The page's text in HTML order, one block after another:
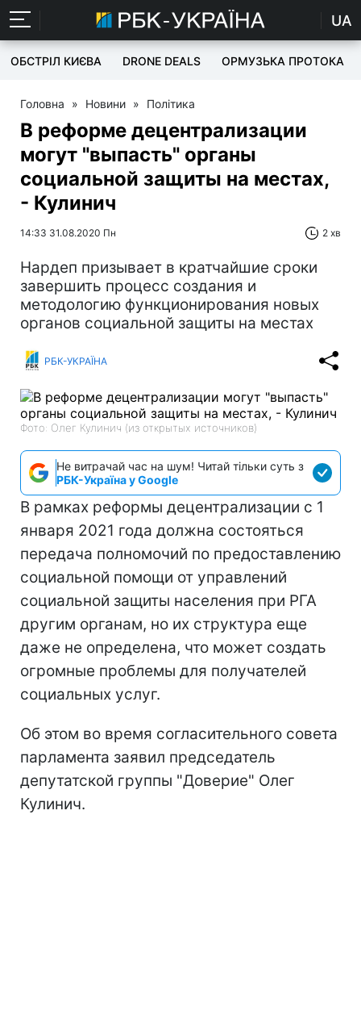
UA
ОБСТРІЛ КИЄВА DRONE DEALS ОРМУЗЬКА ПРОТОКА
Головна » Новини » Політика
В реформе децентрализации
могут "выпасть" органы
социальной защиты на местах,
- Кулинич
14:33 31.08.2020 Пн 2 хв
Нардеп призывает в кратчайшие сроки
завершить процесс создания и
методологию функционирования новых
органов социальной защиты на местах
РБК-УКРАЇНА
Фото: Олег Кулинич (из открытых источников)
Не витрачай час на шум! Читай тільки суть з
РБК-Україна у Google
В рамках реформы децентрализации с 1
января 2021 года должна состояться
передача полномочий по предоставлению
социальной помощи от управлений
социальной защиты населения при РГА
другим органам, но их структура еще
даже не определена, что может создать
огромные проблемы для получателей
социальных услуг.
Об этом во время согласительного совета
парламента заявил председатель
депутатской группы "Доверие" Олег
Кулинич.